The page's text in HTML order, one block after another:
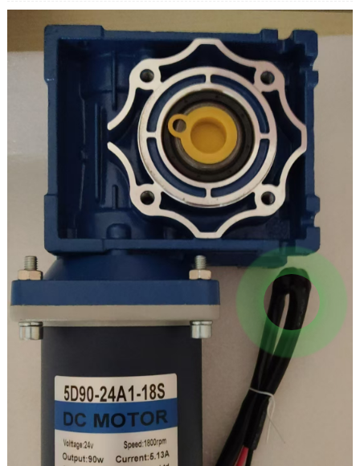
Валдын ылдамдыгы: 0~40rpm
Учурдагы: 0,87A
Чоку момент: 180KG.CM
Чыгуучу валдын өлчөмү: 30*15мм
Ылдамдыкты жөнгө салуу: жөнгө салынуучу
Айлануучу кайра: Ооба